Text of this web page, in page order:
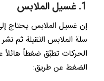
1. غسيل الملابس
إن غسيل الملابس يحتاج
سلة الملابس الثقيلة ثم
الحركات تطبِّق ضغطاً
الضغط عن طريق: